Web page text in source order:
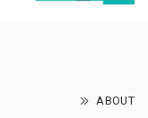
ABOUT